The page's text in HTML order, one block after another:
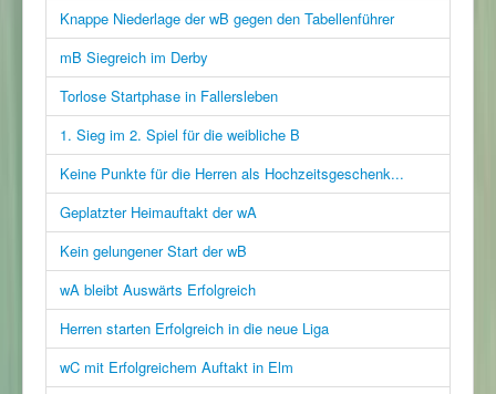
Knappe Niederlage der wB gegen den Tabellenführer
mB Siegreich im Derby
Torlose Startphase in Fallersleben
1. Sieg im 2. Spiel für die weibliche B
Keine Punkte für die Herren als Hochzeitsgeschenk...
Geplatzter Heimauftakt der wA
Kein gelungener Start der wB
wA bleibt Auswärts Erfolgreich
Herren starten Erfolgreich in die neue Liga
wC mit Erfolgreichem Auftakt in Elm